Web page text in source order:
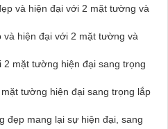
và hiện đại với 2 mặt tường và
tường hiện đại sang trọng lắp